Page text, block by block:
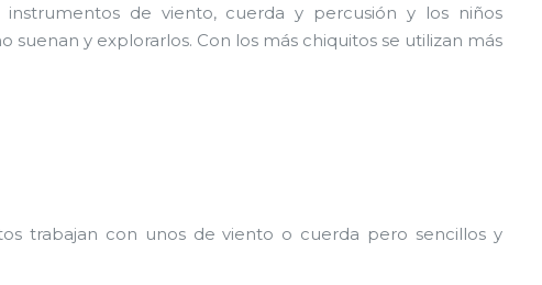
instrumentos de viento, cuerda y percusión y los niños
suenan y explorarlos. Con los más chiquitos se utilizan más
trabajan con unos de viento o cuerda pero sencillos y